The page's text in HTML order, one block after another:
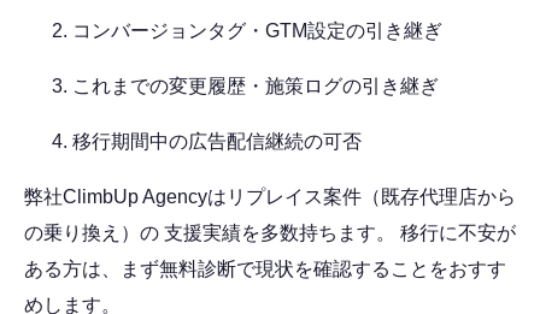
コンバージョンタグ・GTM設定の引き継ぎ
これまでの変更履歴・施策ログの引き継ぎ
移行期間中の広告配信継続の可否
弊社ClimbUp Agencyはリプレイス案件（既存代理店から
の乗り換え）の 支援実績を多数持ちます。 移行に不安が
ある方は、まず無料診断で現状を確認することをおすす
めします。